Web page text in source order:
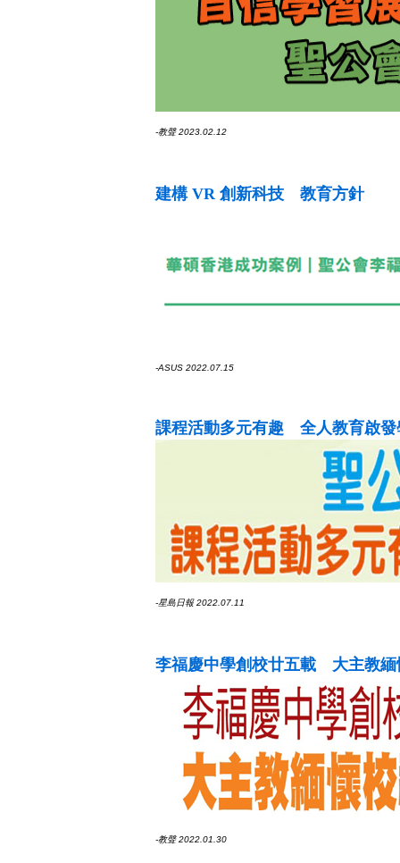
-教聲 2023.02.12
建構 VR 創新科技 教育方針
-ASUS 2022.07.15
課程活動多元有趣 全人教育啟發
-星島日報 2022.07.11
李福慶中學創校廿五載 大主教緬
-教聲 2022.01.30